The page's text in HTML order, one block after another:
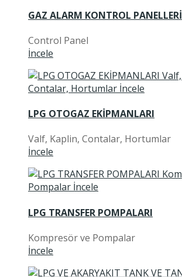
GAZ ALARM KONTROL PANELLERİ
Control Panel
İncele
LPG OTOGAZ EKİPMANLARI
Valf, Kaplin, Contalar, Hortumlar
İncele
LPG TRANSFER POMPALARI
Kompresör ve Pompalar
İncele